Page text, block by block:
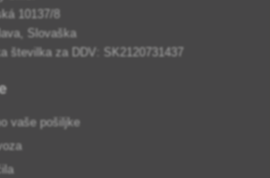
10137/8
Slovaška
številka za DDV: SK2120731437
vaše pošiljke